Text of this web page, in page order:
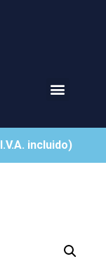
incluido)